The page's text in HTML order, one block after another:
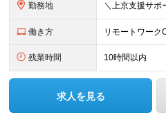
勤務地
働き方 リモートワーク
残業時間 10時間以内
求人を見る